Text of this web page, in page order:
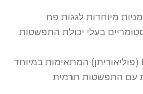
מיוחדות לגגות פח
בעלי יכולת התפשטות
מערכות PU (פוליאוריתן) המתאימות במיוחד
עם התפשטות תרמית